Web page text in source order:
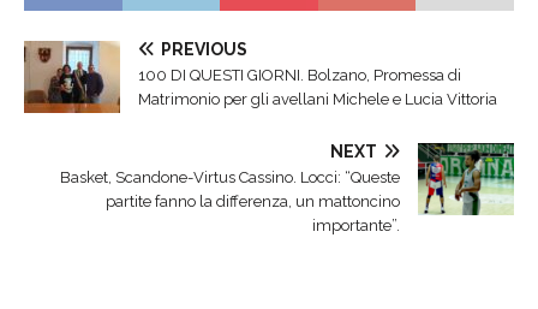
PREVIOUS
100 DI QUESTI GIORNI. Bolzano, Promessa di
Matrimonio per gli avellani Michele e Lucia Vittoria
NEXT
Basket, Scandone-Virtus Cassino. Locci: “Queste
partite fanno la differenza, un mattoncino
importante”.